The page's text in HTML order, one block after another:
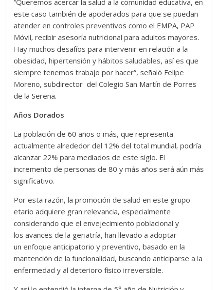
“Queremos acercar la salud a la comunidad educativa, en
este caso también de apoderados para que se puedan
atender en controles preventivos como el EMPA, PAP
Móvil, recibir asesoría nutricional para adultos mayores.
Hay muchos desafíos para intervenir en relación a la
obesidad, hipertensión y hábitos saludables, así es que
siempre tenemos trabajo por hacer”, señaló Felipe
Moreno, subdirector del Colegio San Martín de Porres
de la Serena.
Años Dorados
La población de 60 años o más, que representa
actualmente alrededor del 12% del total mundial, podría
alcanzar 22% para mediados de este siglo. El
incremento de personas de 80 y más años será aún más
significativo.
Por esta razón, la promoción de salud en este grupo
etario adquiere gran relevancia, especialmente
considerando que el envejecimiento poblacional y
los avances de la geriatría, han llevado a adoptar
un enfoque anticipatorio y preventivo, basado en la
mantención de la funcionalidad, buscando anticiparse a la
enfermedad y al deterioro físico irreversible.